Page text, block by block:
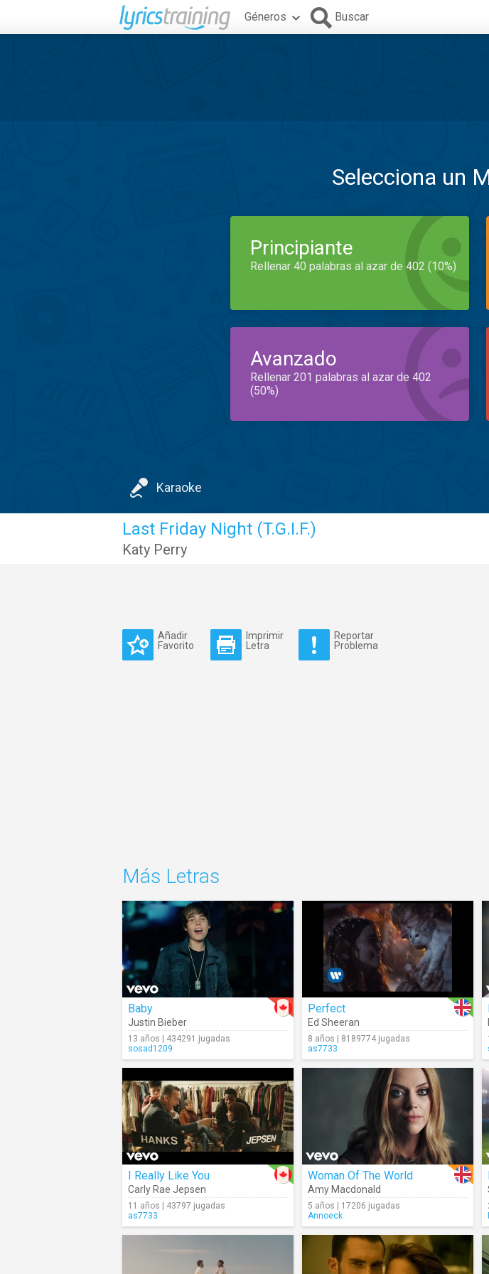
Géneros Buscar
Selecciona un
Principiante
Rellenar 40 palabras al azar de 402 (10%)
Avanzado
Rellenar 201 palabras al azar de 402
(50%)
Karaoke
Last Friday Night (T.G.I.F.)
Katy Perry
Añadir
Favorito
Imprimir
Letra
Reportar
Problema
Más Letras
Baby
Justin Bieber
13 años | 434291 jugadas
sosad1209
Perfect
Ed Sheeran
8 años | 8189774 jugadas
as7733
I Really Like You
Carly Rae Jepsen
11 años | 43797 jugadas
as7733
Woman Of The World
Amy Macdonald
5 años | 17206 jugadas
Annoeck